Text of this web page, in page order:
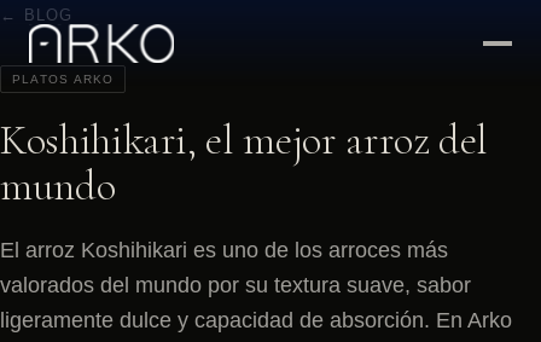
← BLOG
PLATOS ARKO
Koshihikari, el mejor arroz del
mundo
El arroz Koshihikari es uno de los arroces más
valorados del mundo por su textura suave, sabor
ligeramente dulce y capacidad de absorción. En Arko